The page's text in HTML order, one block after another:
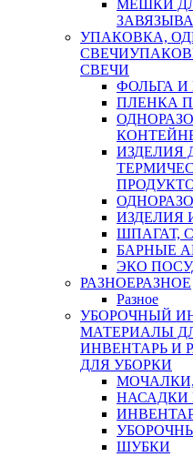
МЕШКИ
УПАКОВКА,
СВЕЧИ
СВЕЧИ
ФОЛЬГА
ПЛЕНКА
ИЗДЕЛИЯ
ИЗДЕЛИЯ
ШПАГАТ,
БАРНЫЕ
ЭКО
РАЗНОЕРАЗНОЕ
Разное
УБОРОЧНЫЙ
МАТЕРИАЛЫ
ИНВЕНТАРЬ И
ДЛЯ УБОРКИ
НАСАДКИ
ШУБКИ